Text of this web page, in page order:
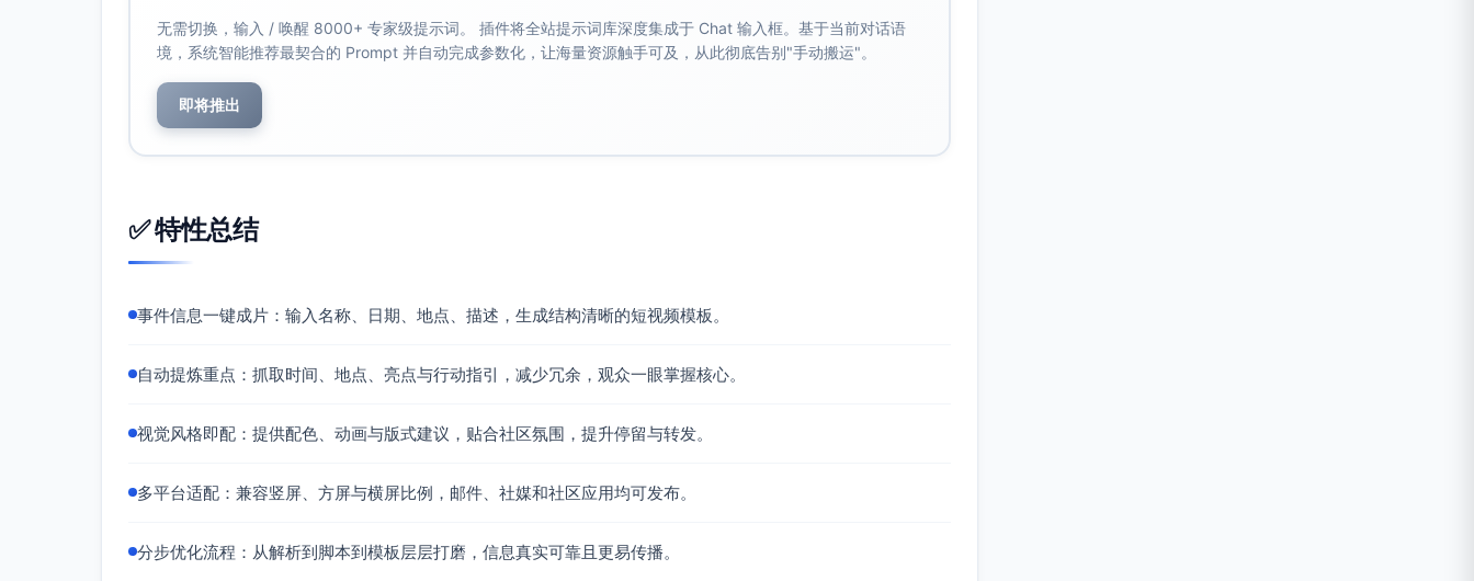
二维码区域：最小320×320px，四周留白≥40px，背景高对比
_exit.svg、运动鞋_shoes.svg、禁宠物_no-pets.svg、手册_booklet.svg、贴纸_sticker.svg、时
钟_clock.svg
倒计时组件：countdown_flip.mp4 或可编辑图层
社区标识：logo_xinghe.png
视觉建议：
主色：红 #FF3B30、橙 #FF6A00
辅助：深灰 #111111、白 #FFFFFF、清爽蓝 #1E90FF（水元素）
字体与排版：
正文：同系 Regular/Medium
无需切换，输入 / 唤醒 8000+ 专家级提示词。 插件将全站提示词库深度集成于 Chat 输入框。基于当前对话语
境，系统智能推荐最契合的 Prompt 并自动完成参数化，让海量资源触手可及，从此彻底告别"手动搬运"。
即将推出
✅ 特性总结
事件信息一键成片：输入名称、日期、地点、描述，生成结构清晰的短视频模板。
自动提炼重点：抓取时间、地点、亮点与行动指引，减少冗余，观众一眼掌握核心。
视觉风格即配：提供配色、动画与版式建议，贴合社区氛围，提升停留与转发。
多平台适配：兼容竖屏、方屏与横屏比例，邮件、社媒和社区应用均可发布。
分步优化流程：从解析到脚本到模板层层打磨，信息真实可靠且更易传播。